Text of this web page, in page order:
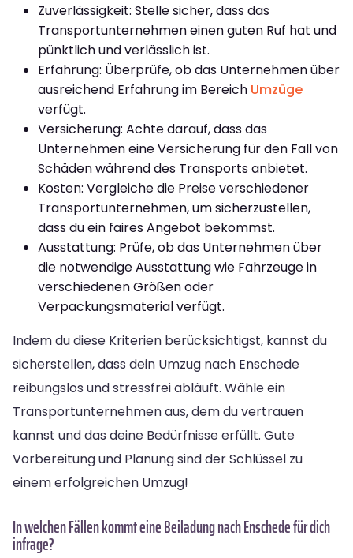
Zuverlässigkeit: Stelle sicher, dass das
Transportunternehmen einen guten Ruf hat und
pünktlich und verlässlich ist.
Erfahrung: Überprüfe, ob das Unternehmen über
ausreichend Erfahrung im Bereich Umzüge
verfügt.
Versicherung: Achte darauf, dass das
Unternehmen eine Versicherung für den Fall von
Schäden während des Transports anbietet.
Kosten: Vergleiche die Preise verschiedener
Transportunternehmen, um sicherzustellen,
dass du ein faires Angebot bekommst.
Ausstattung: Prüfe, ob das Unternehmen über
die notwendige Ausstattung wie Fahrzeuge in
verschiedenen Größen oder
Verpackungsmaterial verfügt.
Indem du diese Kriterien berücksichtigst, kannst du
sicherstellen, dass dein Umzug nach Enschede
reibungslos und stressfrei abläuft. Wähle ein
Transportunternehmen aus, dem du vertrauen
kannst und das deine Bedürfnisse erfüllt. Gute
Vorbereitung und Planung sind der Schlüssel zu
einem erfolgreichen Umzug!
In welchen Fällen kommt eine Beiladung nach Enschede für dich
infrage?